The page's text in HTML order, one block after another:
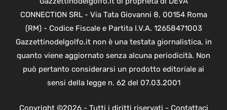
CONNECTION SRL - Via Tata Giovanni 8, 00154 Roma
(RM) - Codice Fiscale e Partita I.V.A. 12658471003
Gazzettinodelgolfo.it non è una testata giornalistica, in
quanto viene aggiornato senza alcuna periodicità. Non
può pertanto considerarsi un prodotto editoriale ai
sensi della legge n. 62 del 07.03.2001
Copyright ©2026 - Tutti i diritti riservati - Contattaci